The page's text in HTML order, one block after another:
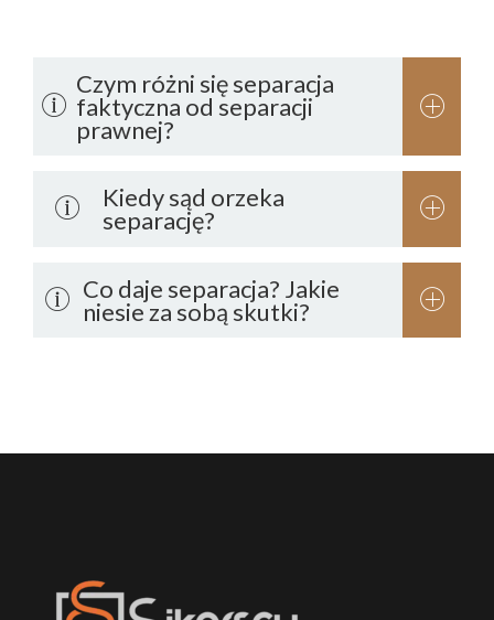
Czym różni się separacja
faktyczna od separacji
prawnej?
Kiedy sąd orzeka
separację?
Co daje separacja? Jakie
niesie za sobą skutki?